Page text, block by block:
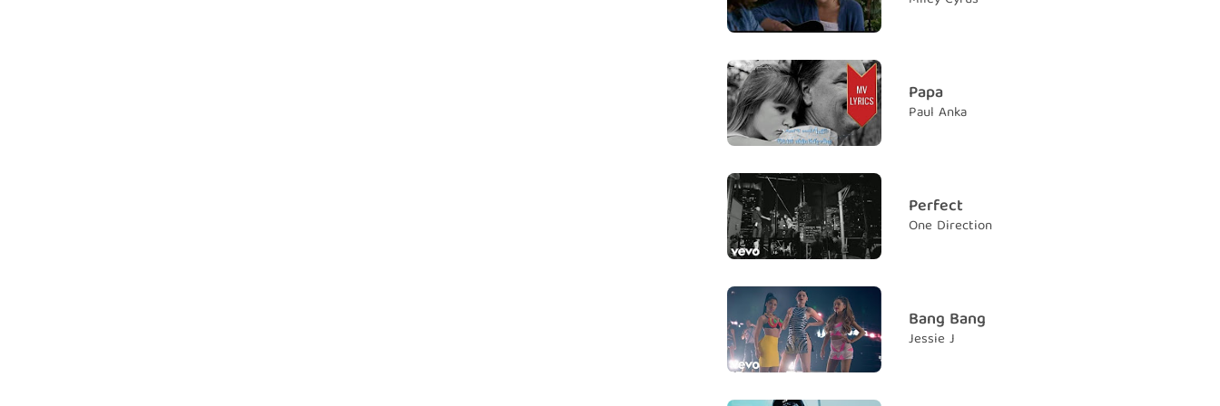
And love is a riddle
Và tình yêu là điều bí ẩn
I don't know where to go
Tôi chẳng biết phải đi đâu
I can't do it alone
Tôi không thể làm điều gì một mình
I've tried
Dù tôi đã cố rồi
And I don't know why
Và tôi chẳng thể hiểu tại sao
I am just a little girl
Tôi chỉ là một cô gái nhỏ bé
Lost in the moment
Lạc lối trong dòng thời gian
I'm so scared
Papa
Paul Anka
Perfect
One Direction
Bang Bang
Jessie J